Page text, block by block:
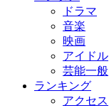
ドラマ
音楽
映画
アイドル
芸能一般
ランキング
アクセス